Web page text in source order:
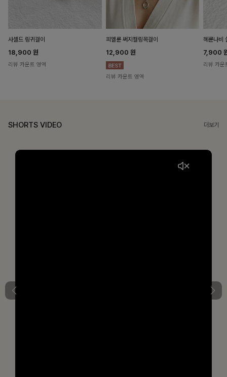
사셀드 링귀걸이
18,900 원
리뷰 카운트 영역
피엘룬 써지컬링목걸이
12,900 원
리뷰 카운트 영역
헤룬나비
7,900
리뷰 카운
SHORTS VIDEO 더보기